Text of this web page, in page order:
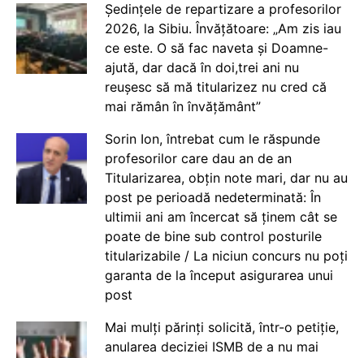
Ședințele de repartizare a profesorilor
2026, la Sibiu. Învățătoare: „Am zis iau
ce este. O să fac naveta și Doamne-
ajută, dar dacă în doi,trei ani nu
reușesc să mă titularizez nu cred că
mai rămân în învățământ”
Sorin Ion, întrebat cum le răspunde
profesorilor care dau an de an
Titularizarea, obțin note mari, dar nu au
post pe perioadă nedeterminată: În
ultimii ani am încercat să ținem cât se
poate de bine sub control posturile
titularizabile / La niciun concurs nu poți
garanta de la început asigurarea unui
post
Mai mulți părinți solicită, într-o petiție,
anularea deciziei ISMB de a nu mai